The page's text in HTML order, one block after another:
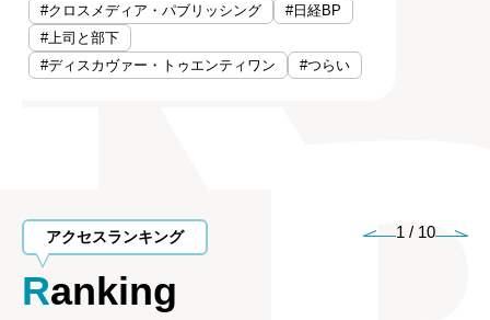
#クロスメディア・パブリッシング
#日経BP
#上司と部下
#ディスカヴァー・トゥエンティワン
#つらい
アクセスランキング
Ranking
1 / 10